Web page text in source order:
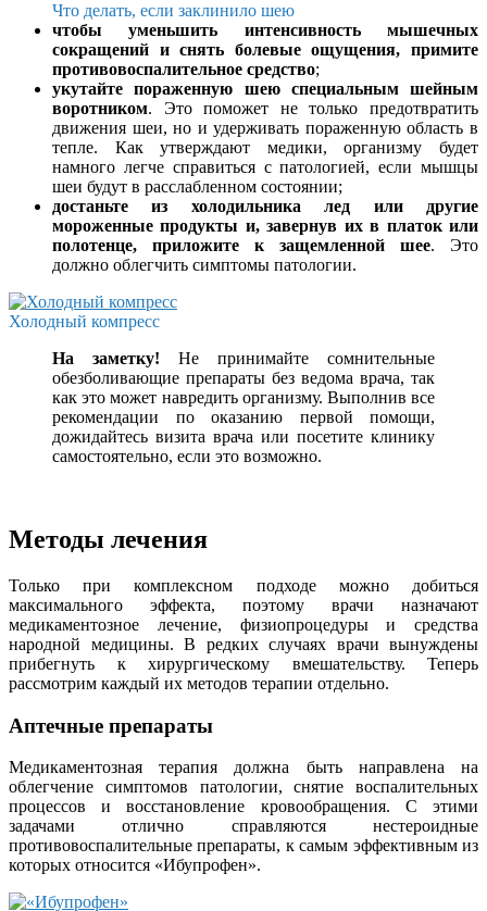
Что делать, если заклинило шею
чтобы уменьшить интенсивность мышечных
сокращений и снять болевые ощущения, примите
противовоспалительное средство;
укутайте пораженную шею специальным шейным
воротником. Это поможет не только предотвратить
движения шеи, но и удерживать пораженную область в
тепле. Как утверждают медики, организму будет
намного легче справиться с патологией, если мышцы
шеи будут в расслабленном состоянии;
достаньте из холодильника лед или другие
мороженные продукты и, завернув их в платок или
полотенце, приложите к защемленной шее. Это
должно облегчить симптомы патологии.
Холодный компресс
На заметку! Не принимайте сомнительные
обезболивающие препараты без ведома врача, так
как это может навредить организму. Выполнив все
рекомендации по оказанию первой помощи,
дожидайтесь визита врача или посетите клинику
самостоятельно, если это возможно.
Методы лечения
Только при комплексном подходе можно добиться
максимального эффекта, поэтому врачи назначают
медикаментозное лечение, физиопроцедуры и средства
народной медицины. В редких случаях врачи вынуждены
прибегнуть к хирургическому вмешательству. Теперь
рассмотрим каждый их методов терапии отдельно.
Аптечные препараты
Медикаментозная терапия должна быть направлена на
облегчение симптомов патологии, снятие воспалительных
процессов и восстановление кровообращения. С этими
задачами отлично справляются нестероидные
противовоспалительные препараты, к самым эффективным из
которых относится «Ибупрофен».